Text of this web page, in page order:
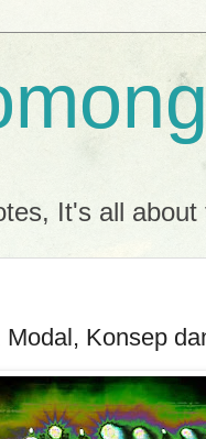
It's all about
Konsep